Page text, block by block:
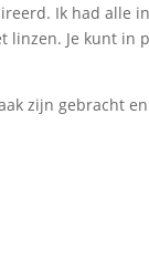
Ik had alle
linzen. Je kunt in
zijn gebracht